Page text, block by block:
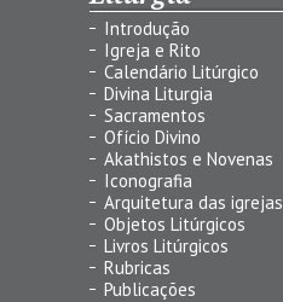
Introdução
Igreja e Rito
Calendário Litúrgico
Divina Liturgia
Sacramentos
Ofício Divino
Akathistos e Novenas
Iconografia
Arquitetura das igrejas
Objetos Litúrgicos
Livros Litúrgicos
Rubricas
Publicações